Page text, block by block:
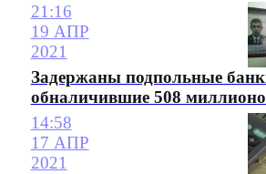
21:16
19 АПР
2021
Задержаны подпольные
обналичившие 508
14:58
17 АПР
2021